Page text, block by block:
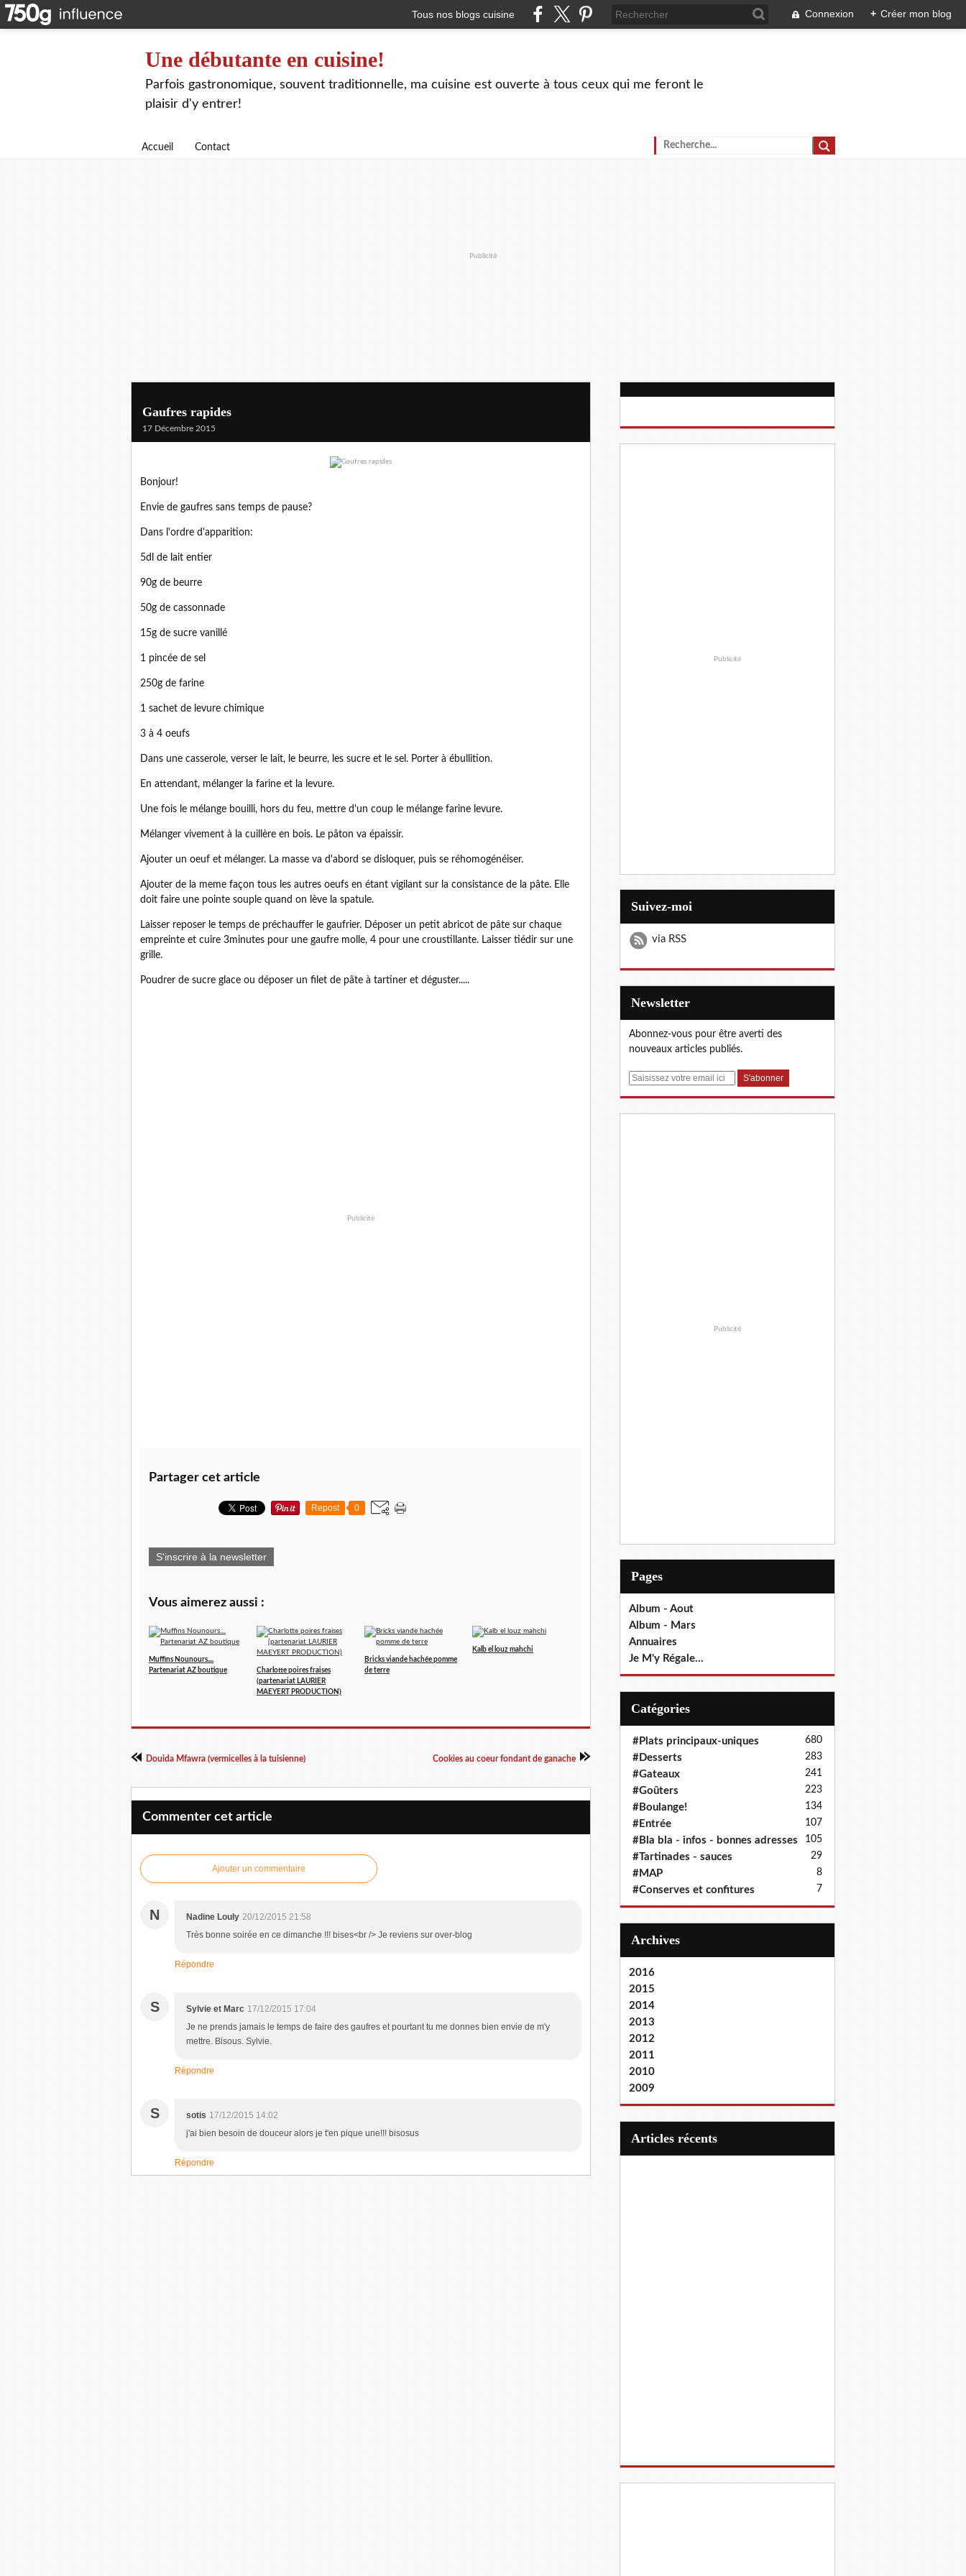
Tous nos blogs cuisine Connexion + Créer mon blog
Une débutante en cuisine!
Parfois gastronomique, souvent traditionnelle, ma cuisine est ouverte à tous ceux qui me feront le
plaisir d'y entrer!
Accueil Contact
Publicité
Gaufres rapides
17 Décembre 2015
Bonjour!
Envie de gaufres sans temps de pause?
Dans l'ordre d'apparition:
5dl de lait entier
90g de beurre
50g de cassonnade
15g de sucre vanillé
1 pincée de sel
250g de farine
1 sachet de levure chimique
3 à 4 oeufs
Dans une casserole, verser le lait, le beurre, les sucre et le sel. Porter à ébullition.
En attendant, mélanger la farine et la levure.
Une fois le mélange bouilli, hors du feu, mettre d'un coup le mélange farine levure.
Mélanger vivement à la cuillère en bois. Le pâton va épaissir.
Ajouter un oeuf et mélanger. La masse va d'abord se disloquer, puis se réhomogénéiser.
Ajouter de la meme façon tous les autres oeufs en étant vigilant sur la consistance de la pâte. Elle
doit faire une pointe souple quand on lève la spatule.
Laisser reposer le temps de préchauffer le gaufrier. Déposer un petit abricot de pâte sur chaque
empreinte et cuire 3minutes pour une gaufre molle, 4 pour une croustillante. Laisser tiédir sur une
grille.
Poudrer de sucre glace ou déposer un filet de pâte à tartiner et déguster.....
Publicité
Partager cet article
Repost 0
S'inscrire à la newsletter
Vous aimerez aussi :
Muffins Nounours....
Partenariat AZ boutique
Charlotte poires fraises
(partenariat LAURIER
MAEYERT PRODUCTION)
Bricks viande hachée pomme
de terre
Kalb el louz mahchi
Douida Mfawra (vermicelles à la tuisienne) Cookies au coeur fondant de ganache
Commenter cet article
Ajouter un commentaire
N Nadine Louly 20/12/2015 21:58
Très bonne soirée en ce dimanche !!! bises<br /> Je reviens sur over-blog
Répondre
S Sylvie et Marc 17/12/2015 17:04
Je ne prends jamais le temps de faire des gaufres et pourtant tu me donnes bien envie de m'y
mettre. Bisous. Sylvie.
Répondre
S sotis 17/12/2015 14:02
j'ai bien besoin de douceur alors je t'en pique une!!! bisosus
Répondre
Publicité
Suivez-moi
via RSS
Newsletter
Abonnez-vous pour être averti des
nouveaux articles publiés.
E
Publicité
Pages
Album - Aout
Album - Mars
Annuaires
Je M'y Régale...
Catégories
#Plats principaux-uniques 680
#Desserts 283
#Gateaux 241
#Goûters 223
#Boulange! 134
#Entrée 107
#Bla bla - infos - bonnes adresses 105
#Tartinades - sauces 29
#MAP 8
#Conserves et confitures 7
Archives
2016
2015
2014
2013
2012
2011
2010
2009
articles récents